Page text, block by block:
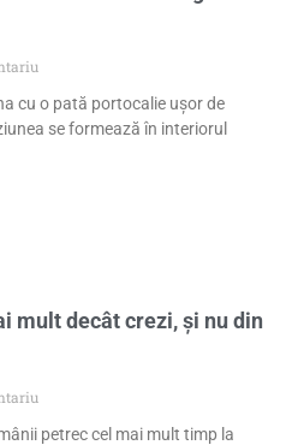
cu o pată portocalie ușor de
se formează în interiorul
mult decât crezi, și nu din
petrec cel mai mult timp la